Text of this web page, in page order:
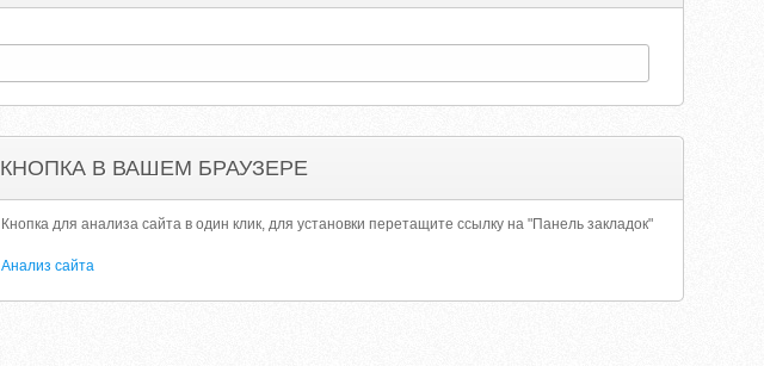
КНОПКА В ВАШЕМ БРАУЗЕРЕ
Кнопка для анализа сайта в один клик, для установки перетащите ссылку на "Панель закладок"
Анализ сайта